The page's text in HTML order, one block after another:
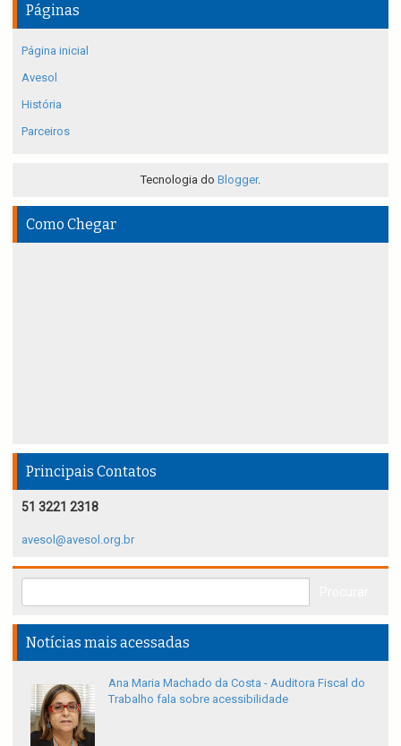
Páginas
Página inicial
Avesol
História
Parceiros
Tecnologia do Blogger.
Como Chegar
Principais Contatos
51 3221 2318
avesol@avesol.org.br
Notícias mais acessadas
Ana Maria Machado da Costa - Auditora Fiscal do
Trabalho fala sobre acessibilidade